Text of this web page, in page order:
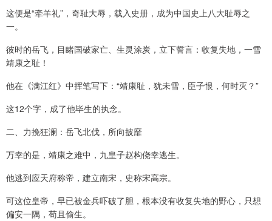
这便是“牵羊礼”，奇耻大辱，载入史册，成为中国史上八大耻辱之
一。
彼时的岳飞，目睹国破家亡、生灵涂炭，立下誓言：收复失地，一雪
靖康之耻！
他在《满江红》中挥笔写下：“靖康耻，犹未雪，臣子恨，何时灭？”
这12个字，成了他毕生的执念。
二、力挽狂澜：岳飞北伐，所向披靡
万幸的是，靖康之难中，九皇子赵构侥幸逃生。
他逃到应天府称帝，建立南宋，史称宋高宗。
可这位皇帝，早已被金兵吓破了胆，根本没有收复失地的野心，只想
偏安一隅，苟且偷生。